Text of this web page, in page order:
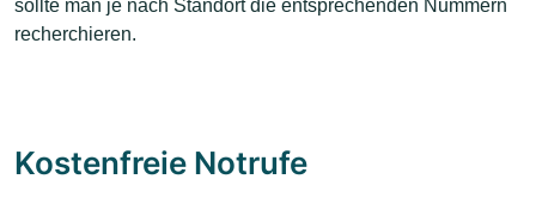
sollte man je nach Standort die entsprechenden Nummern
recherchieren.
Kostenfreie Notrufe